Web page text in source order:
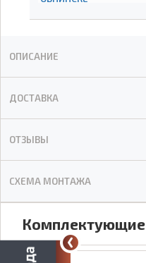
ОПИСАНИЕ
ДОСТАВКА
ОТЗЫВЫ
СХЕМА МОНТАЖА
Комплектующие